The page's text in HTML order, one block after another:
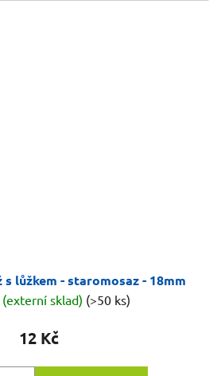
lůžkem - staromosaz - 18mm
sklad) (>50 ks)
12 Kč